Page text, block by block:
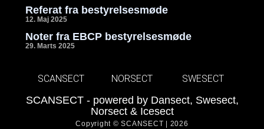
Referat fra bestyrelsesmøde
12. Maj 2025
Noter fra EBCP bestyrelsesmøde
29. Marts 2025
SCANSECT NORSECT SWESECT
SCANSECT - powered by Dansect, Swesect,
Norsect & Icesect
Copyright © SCANSECT | 2026